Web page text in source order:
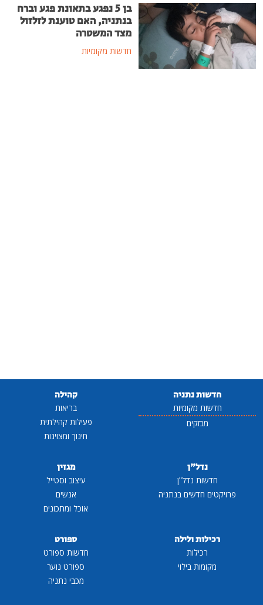
בן 5 נפגע בתאונת פגע וברח
בנתניה, האם טוענת לזלזול
מצד המשטרה
חדשות מקומיות
חדשות נתניה
חדשות מקומיות
מבזקים
קהילה
בריאות
פעילות קהילתית
חינוך ומצוינות
נדל"ן
חדשות נדל"ן
פרויקטים חדשים בנתניה
מגזין
עיצוב וסטייל
אנשים
אוכל ומתכונים
רכילות ולילה
רכילות
מקומות בילוי
ספורט
חדשות ספורט
ספורט נוער
מכבי נתניה